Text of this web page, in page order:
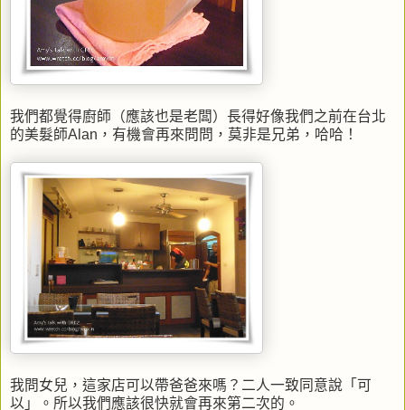
我們都覺得廚師（應該也是老闆）長得好像我們之前在台北
的美髮師Alan，有機會再來問問，莫非是兄弟，哈哈！
我問女兒，這家店可以帶爸爸來嗎？二人一致同意說「可
以」。所以我們應該很快就會再來第二次的。